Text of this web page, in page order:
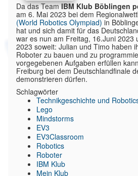
Da das TeamIBM Klub Böblingen
am 6. Mai 2023 bei dem
(World Robotics Olympiad) in
hat und sich damit für das
war es nun am Freitag, 16.Juni 2023
2023 soweit: Julian und Timo haben
Roboter zu bauen und zu
vorgegebenen Aufgaben erfüllen
Freiburg bei dem Deutschlandfinale
demonstrieren dürfen.
Schlagwörter
Technikgeschichte und
Lego
Mindstorms
EV3
EV3Classroom
Robotics
Roboter
IBM Klub
Mein Klub